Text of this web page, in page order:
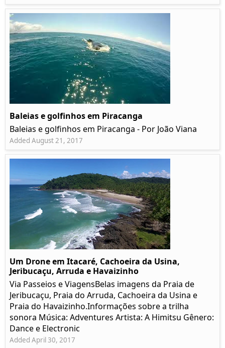
Baleias e golfinhos em Piracanga
Baleias e golfinhos em Piracanga - Por João Viana
Added August 21, 2017
Um Drone em Itacaré, Cachoeira da Usina,
Jeribucaçu, Arruda e Havaizinho
Via Passeios e ViagensBelas imagens da Praia de
Jeribucaçu, Praia do Arruda, Cachoeira da Usina e
Praia do Havaizinho.Informações sobre a trilha
sonora Música: Adventures Artista: A Himitsu Gênero:
Dance e Electronic
Added April 30, 2017